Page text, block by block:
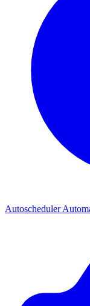
Autoscheduler